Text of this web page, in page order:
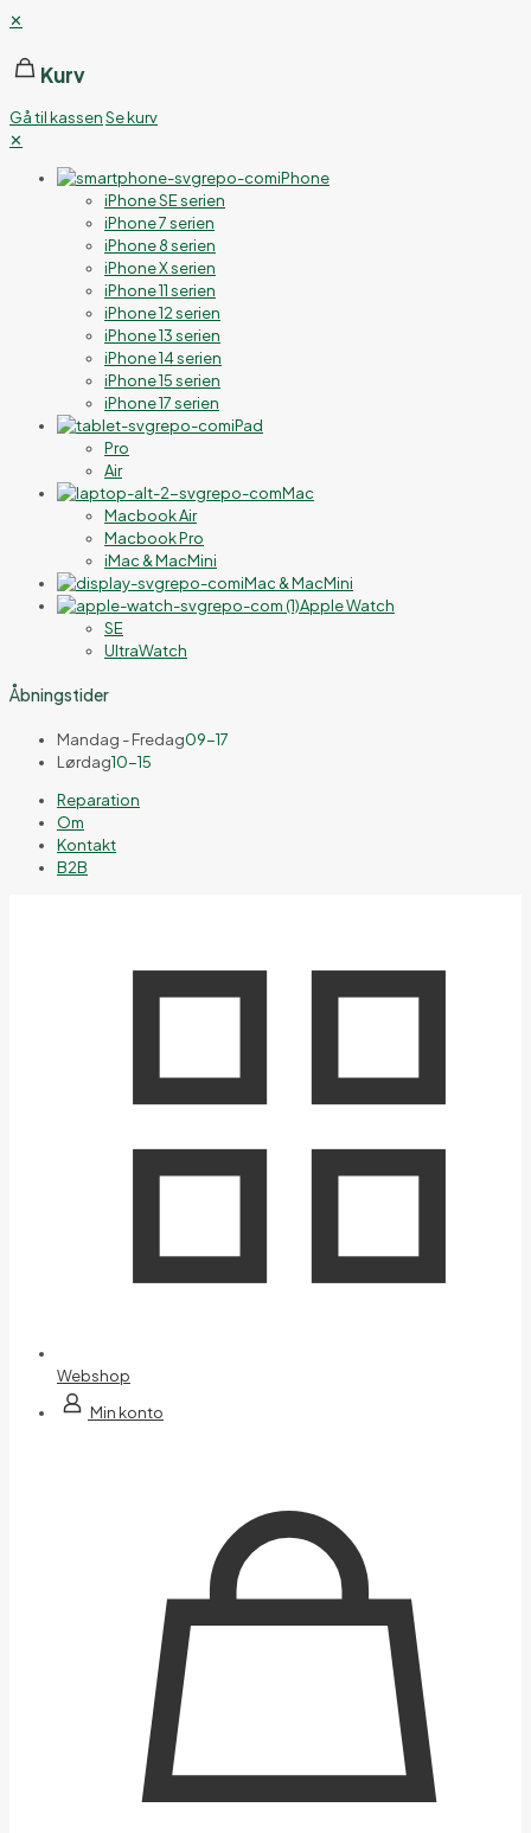
✕
Kurv
Gå til kassenSe kurv
✕
iPhone
iPhone SE serien
iPhone 7 serien
iPhone 8 serien
iPhone X serien
iPhone 11 serien
iPhone 12 serien
iPhone 13 serien
iPhone 14 serien
iPhone 15 serien
iPhone 17 serien
iPad
Pro
Air
Mac
Macbook Air
Macbook Pro
iMac & MacMini
iMac & MacMini
Apple Watch
SE
UltraWatch
Åbningstider
Mandag - Fredag09-17
Lørdag10-15
Reparation
Om
Kontakt
B2B
Webshop
Min konto